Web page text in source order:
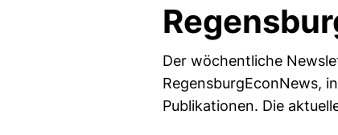
Der wöchentliche
RegensburgEconNews,
Publikationen. Die